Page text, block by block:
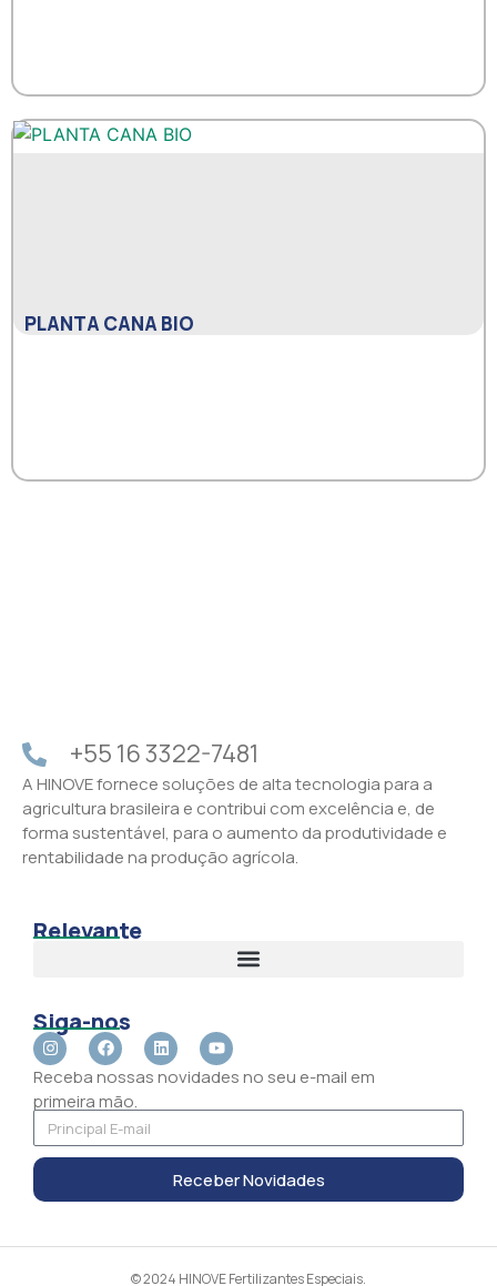
PLANTA CANA BIO
+55 16 3322-7481
A HINOVE fornece soluções de alta tecnologia para a
agricultura brasileira e contribui com excelência e, de
forma sustentável, para o aumento da produtividade e
rentabilidade na produção agrícola.
Relevante
Siga-nos
Receba nossas novidades no seu e-mail em
primeira mão.
Receber Novidades
© 2024 HINOVE Fertilizantes Especiais.